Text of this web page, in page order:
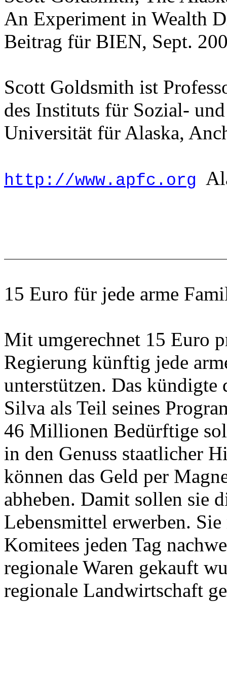
An Experiment in Wealth
Beitrag für BIEN, Sept.
Scott Goldsmith ist
des Instituts für Sozial-
Universität für Alaska,
http://www.apfc.org
15 Euro für jede arme
Mit umgerechnet 15 Euro
Regierung künftig jede
unterstützen. Das kündigte
Silva als Teil seines
46 Millionen Bedürftige
in den Genuss staatlicher
können das Geld per
abheben. Damit sollen sie
Lebensmittel erwerben.
Komitees jeden Tag
regionale Waren gekauft
regionale Landwirtschaft